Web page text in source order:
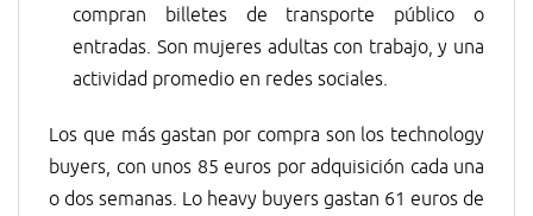
compran billetes de transporte público o
entradas. Son mujeres adultas con trabajo, y una
actividad promedio en redes sociales.
Los que más gastan por compra son los technology
buyers, con unos 85 euros por adquisición cada una
o dos semanas. Lo heavy buyers gastan 61 euros de